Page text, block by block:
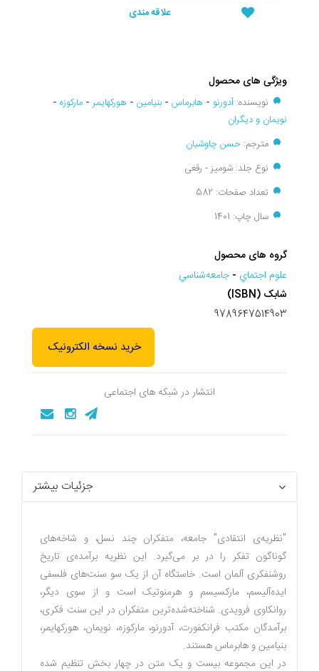
علاقه مندی
ویژگی های محصول
نویسنده: آدورنو - هابرماس - بنیامین - هورکهایمر - مارکوزه -
نویمان و دیگران
مترجم: حسن چاوشیان
نوع جلد: شومیز - رقعی
تعداد صفحات: 582
سال چاپ: 1401
گروه های محصول
علوم اجتماي - جامعه‌شناسي
شابک (ISBN)
9789647514903
خرید نسخه الکترونیک
انتشار در شبکه های اجتماعی
جزئیات بیشتر
"نظریه‌ی انتقادی" جامعه، متفکران چند نسل، و شاخه‌های
گوناگون تفکر را در بر می‌گیرد. این نظریه برآمده‌ی تاریخ
روشنفکری آلمان است. خاستگاه آن از یک سو سنت‌های فلسفی
ایده‌آلیسم، مارکسیسم و هرمنوتیک است و از سوی دیگر،
روانکاوی فرویدی. شناخته‌شده‌ترین متفکران در این سنت فکری،
برآمدگان مکتب فرانکفورت، آدورنو، مارکوزه، نویمان، هورکهایمر،
بنیامین و هابرماس هستند.
در این مجموعه بیست و یک متن در چهار بخش تنظیم شده